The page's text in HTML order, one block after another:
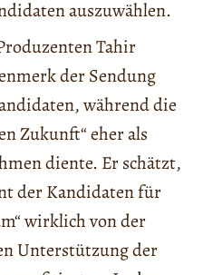
auszuwählen.
Tahir
der Sendung
während die
Zukunft“ eher als
diente. Er schätzt,
der Kandidaten für
wirklich von der
Unterstützung der